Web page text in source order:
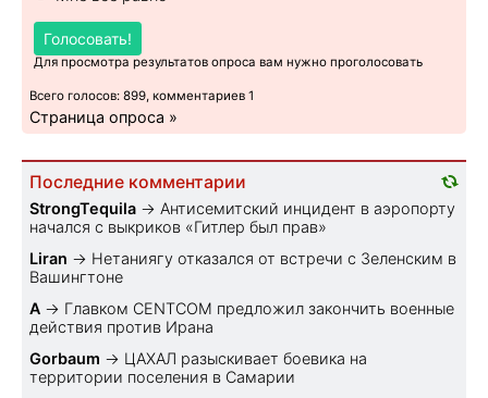
Голосовать!
Для просмотра результатов опроса вам нужно проголосовать
Всего голосов: 899, комментариев 1
Страница опроса »
Последние комментарии
StrongTequila → Антисемитский инцидент в аэропорту
начался с выкриков «Гитлер был прав»
Liran → Нетаниягу отказался от встречи с Зеленским в
Вашингтоне
A → Главком CENTCOM предложил закончить военные
действия против Ирана
Gorbaum → ЦАХАЛ разыскивает боевика на
территории поселения в Самарии